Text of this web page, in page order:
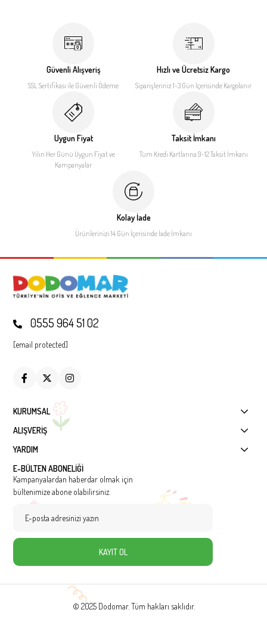
Güvenli Alışveriş
SSL Sertifikası ile Güvenli Ödeme
Hızlı ve Ücretsiz Kargo
Siparişleriniz 1-3 Gün İçerisinde Kargolanır
Uygun Fiyat
Yılın Her Günü Uygun Fiyatve
Kampanyalar
Taksit İmkanı
Tüm Kredi Kartlarına 9-12Taksit İmkanı
Kolay İade
Ürünlerinizi 14 Gün İçerisinde İade İmkanı
0555 964 51 02
[email protected]
KURUMSAL
ALIŞVERİŞ
YARDIM
E-BÜLTEN ABONELİĞİ
Kampanyalardan haberdar olmak için
bültenimize abone olabilirsiniz.
KAYIT OL
© 2025 Dodomar. Tüm hakları saklıdır.